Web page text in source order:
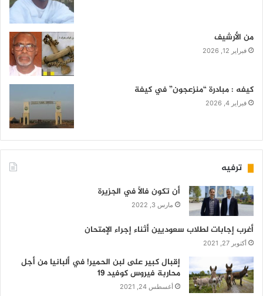
من الأرشيف
فبراير 12, 2026
كيفه : مبادرة “منزعجون” في كيفة
فبراير 4, 2026
ترفيه
أن تكون فالاً في الجزيرة
مارس 3, 2022
أغرب إجابات لطلاب سعوديين أثناء إجراء الإمتحان
أكتوبر 27, 2021
إقبال كبير على لبن الحمير! في ألبانيا من أجل
محاربة فيروس كوفيد 19
أغسطس 24, 2021